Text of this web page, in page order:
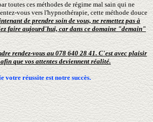
toutes ces méthodes de régime mal sain qui ne
vous vers l'hypnothérapie, cette méthode douce
de prendre soin de vous, ne remettez pas à
faire aujourd'hui, car dans ce domaine "demain"
rendez-vous au 078 640 28 41. C'est avec plaisir
que vos attentes deviennent réalité.
votre réussite est notre succès.